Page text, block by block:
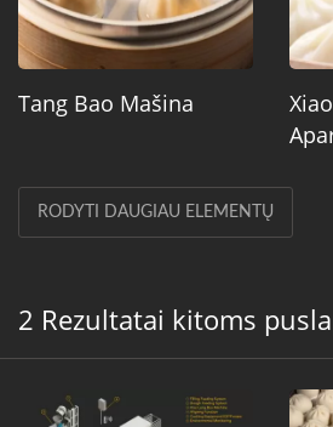
Tang Bao Mašina
RODYTI DAUGIAU ELEMENTŲ
2 Rezultatai kitoms